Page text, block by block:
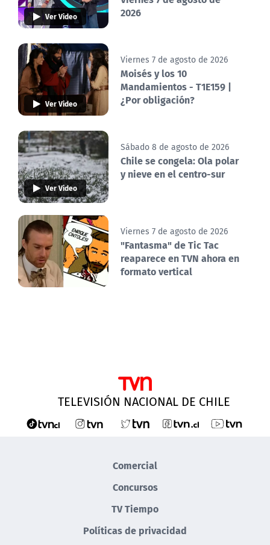
Ver Video
2026
Ver Video
Viernes 7 de agosto de 2026
Moisés y los 10
Mandamientos - T1E159 |
¿Por obligación?
Ver Video
Sábado 8 de agosto de 2026
Chile se congela: Ola polar
y nieve en el centro-sur
Viernes 7 de agosto de 2026
"Fantasma" de Tic Tac
reaparece en TVN ahora en
formato vertical
TELEVISIÓN NACIONAL DE CHILE
Comercial
Concursos
TV Tiempo
Políticas de privacidad